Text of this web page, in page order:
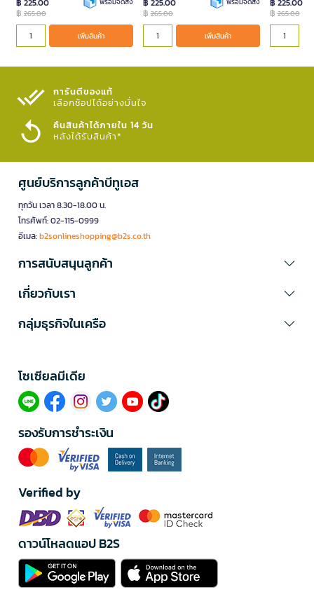
฿ 225.00
฿ 265.00
เพิ่มสินค้า
฿ 225.00
฿ 265.00
เพิ่มสินค้า
฿ 225.00
฿265.00
การันตีของแท้
เลือกช้อปได้อย่างมั่นใจ​
คืนสินค้าได้ภายใน 14 วัน
หลังได้รับสินค้า*
ศูนย์บริการลูกค้าบีทูเอส
ทุกวัน เวลา 8.30-18.00 น.
โทรศัพท์: 02-115-0999
อีเมล:b2sonlineshopping@b2s.co.th
การสนับสนุนลูกค้า
เกี่ยวกับเรา
กลุ่มธุรกิจในเครือ
โซเซียลมีเดีย​
รองรับการชำระเงิน
Verified by
ดาวน์โหลดแอป B2S